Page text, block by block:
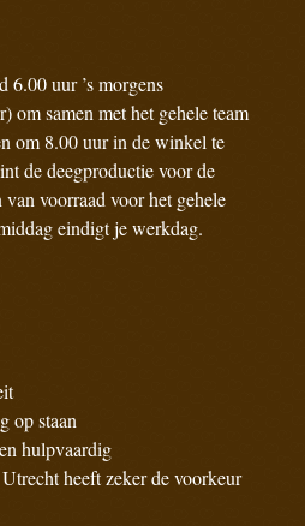
6.00 uur ’s morgens
om samen met het gehele team
om 8.00 uur in de winkel te
de deegproductie voor de
voorraad voor het gehele
eindigt je werkdag.
op staan
hulpvaardig
heeft zeker de voorkeur